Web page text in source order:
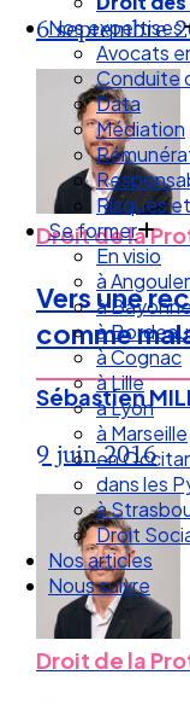
Avocats
Conduite
Data
Médiation
Risques
Se former
En visio
à
à
à
à Cognac
à Lille
à Lyon
à Marseille
en
dans les
à
Droit
Nos articles
Nous suivre
6 septembre
Droit de la
Vers une
comme
Sébastien
9 juin 2016
Droit de la